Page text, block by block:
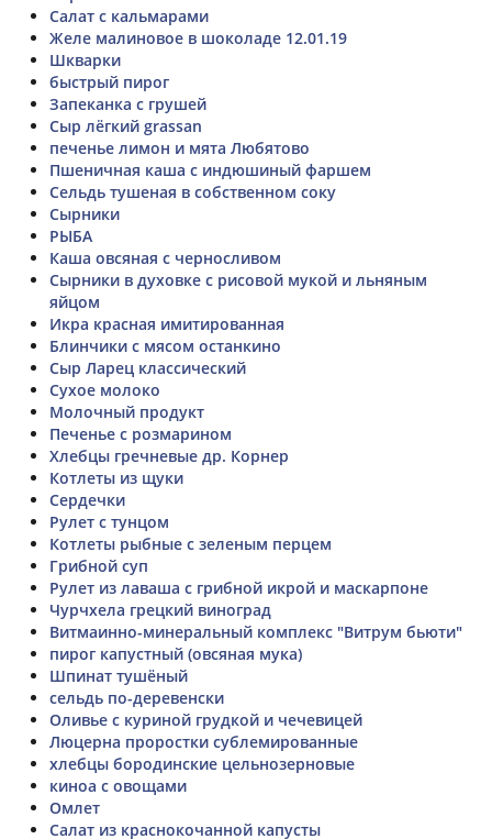
Салат с кальмарами
Желе малиновое в шоколаде 12.01.19
Шкварки
быстрый пирог
Запеканка с грушей
Сыр лёгкий grassan
печенье лимон и мята Любятово
Пшеничная каша с индюшиный фаршем
Сельдь тушеная в собственном соку
Сырники
РЫБА
Каша овсяная с черносливом
Сырники в духовке с рисовой мукой и льняным
яйцом
Икра красная имитированная
Блинчики с мясом останкино
Сыр Ларец классический
Сухое молоко
Молочный продукт
Печенье с розмарином
Хлебцы гречневые др. Корнер
Котлеты из щуки
Сердечки
Рулет с тунцом
Котлеты рыбные с зеленым перцем
Грибной суп
Рулет из лаваша с грибной икрой и маскарпоне
Чурчхела грецкий виноград
Витмаинно-минеральный комплекс "Витрум бьюти"
пирог капустный (овсяная мука)
Шпинат тушёный
сельдь по-деревенски
Оливье с куриной грудкой и чечевицей
Люцерна проростки сублемированные
хлебцы бородинские цельнозерновые
киноа с овощами
Омлет
Салат из краснокочанной капусты